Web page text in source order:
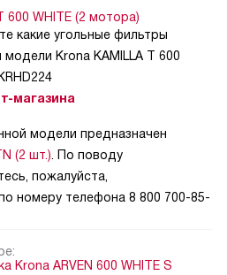
600 WHITE (2 мотора)
какие угольные фильтры
Krona KAMILLA T 600
магазина
модели предназначен
(2 шт.). По поводу
пожалуйста,
номеру телефона 8 800 700-85-
Krona ARVEN 600 WHITE S